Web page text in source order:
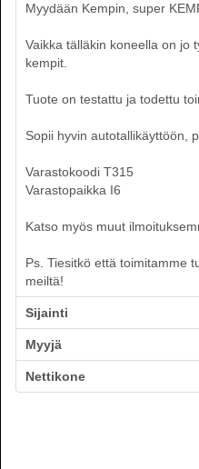
Myydään Kempin, super
Vaikka tälläkin koneella on jo
kempit.
Tuote on testattu ja todettu
Sopii hyvin autotallikäyttöön,
Varastokoodi T315
Varastopaikka I6
Katso myös muut
Ps. Tiesitkö että toimitamme
meiltä!
Sijainti
Myyjä
Nettikone